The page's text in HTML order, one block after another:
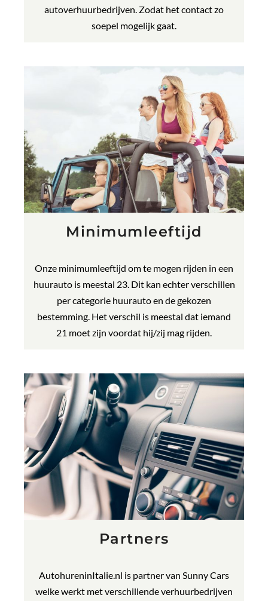
autoverhuurbedrijven. Zodat het contact zo
soepel mogelijk gaat.
Minimumleeftijd
Onze minimumleeftijd om te mogen rijden in een
huurauto is meestal 23. Dit kan echter verschillen
per categorie huurauto en de gekozen
bestemming. Het verschil is meestal dat iemand
21 moet zijn voordat hij/zij mag rijden.
Partners
AutohureninItalie.nl is partner van Sunny Cars
welke werkt met verschillende verhuurbedrijven